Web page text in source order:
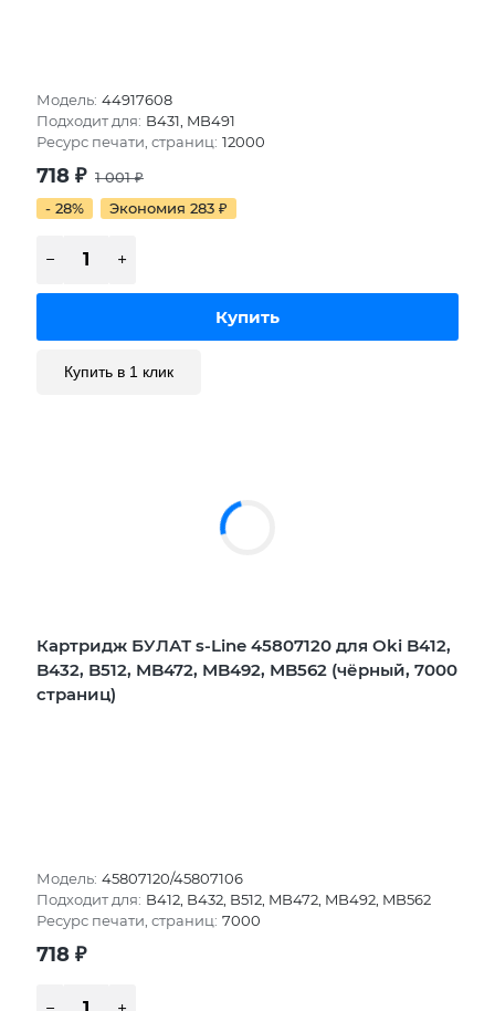
Модель: 44917608
Подходит для: B431, MB491
Ресурс печати, страниц: 12000
718 ₽ 1 001₽
- 28%
Экономия 283 ₽
Купить в 1 клик
Картридж БУЛАТ s-Line 45807120 для Oki B412,
B432, B512, MB472, MB492, MB562 (чёрный, 7000
страниц)
Модель: 45807120/45807106
Подходит для: B412, B432, B512, MB472, MB492, MB562
Ресурс печати, страниц: 7000
718 ₽